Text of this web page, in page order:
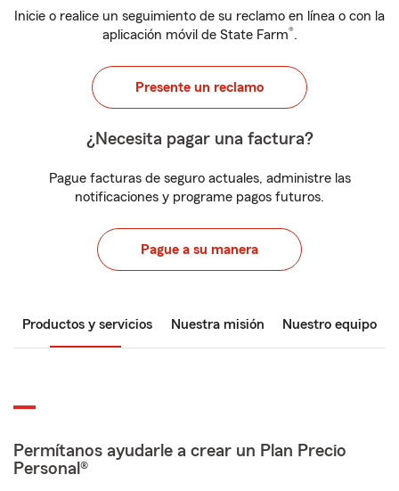
Inicie o realice un seguimiento de su reclamo en línea o con la
aplicación móvil de State Farm®.
Presente un reclamo
¿Necesita pagar una factura?
Pague facturas de seguro actuales, administre las
notificaciones y programe pagos futuros.
Pague a su manera
Productos y servicios Nuestra misión Nuestro equipo
Permítanos ayudarle a crear un Plan Precio
Personal®